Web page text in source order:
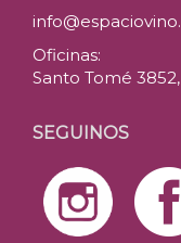
Oficinas:
Santo Tomé
SEGUINOS